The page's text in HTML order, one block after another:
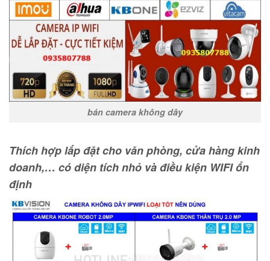
bán camera không dây
Thích hợp lắp đặt cho văn phòng, cửa hàng kinh
doanh,… có diện tích nhỏ và điều kiện WIFI ổn
định